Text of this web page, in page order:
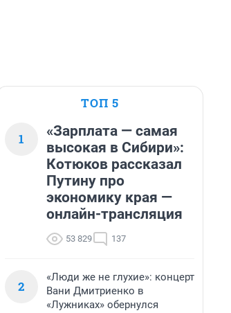
ТОП 5
1
«Зарплата — самая
высокая в Сибири»:
Котюков рассказал
Путину про
экономику края —
онлайн-трансляция
53 829 137
2
«Люди же не глухие»: концерт
Вани Дмитриенко в
«Лужниках» обернулся